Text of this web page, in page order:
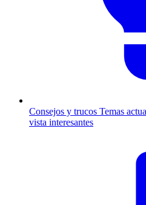
Consejos y trucos Temas
vista interesantes